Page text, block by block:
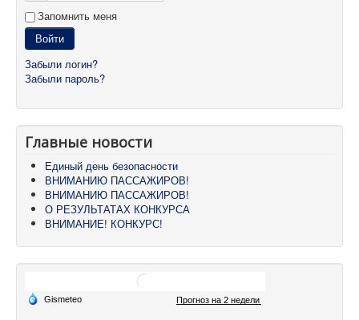
Запомнить меня
Войти
Забыли логин?
Забыли пароль?
Главные новости
Единый день безопасности
ВНИМАНИЮ ПАССАЖИРОВ!
ВНИМАНИЮ ПАССАЖИРОВ!
О РЕЗУЛЬТАТАХ КОНКУРСА
ВНИМАНИЕ! КОНКУРС!